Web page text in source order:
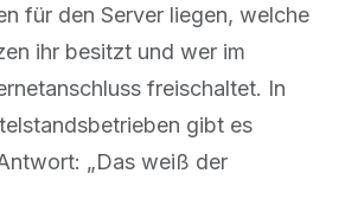
für den Server liegen, welche
ihr besitzt und wer im
freischaltet. In
gibt es
„Das weiß der